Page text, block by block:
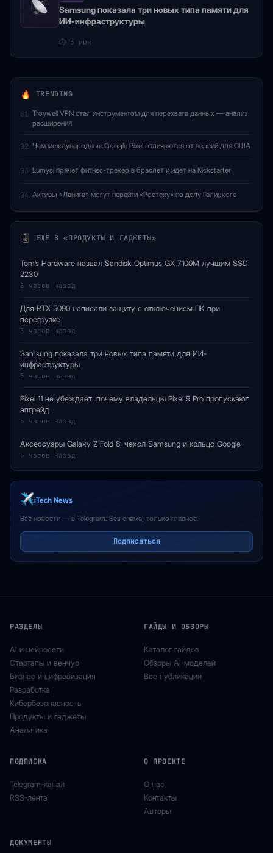
Samsung показала три новых типа памяти для
ИИ-инфраструктуры
⏱ 5 мин
TRENDING
01 Troywell VPN стал инструментом для перехвата данных — анализ
расширения
02 Чем международные Google Pixel отличаются от версий для США
03 Lumysi прячет фитнес-трекер в браслет и идет на Kickstarter
04 Активы «Ланита» могут перейти «Ростеху» по делу Галицкого
ЕЩЁ В «ПРОДУКТЫ И ГАДЖЕТЫ»
Tom’s Hardware назвал Sandisk Optimus GX 7100M лучшим SSD
2230
5 часов назад
Для RTX 5090 написали защиту с отключением ПК при
перегрузке
5 часов назад
Samsung показала три новых типа памяти для ИИ-
инфраструктуры
5 часов назад
Pixel 11 не убеждает: почему владельцы Pixel 9 Pro пропускают
апгрейд
5 часов назад
Аксессуары Galaxy Z Fold 8: чехол Samsung и кольцо Google
5 часов назад
iTech News
Все новости — в Telegram. Без спама, только главное.
Подписаться
РАЗДЕЛЫ
AI и нейросети
Стартапы и венчур
Бизнес и цифровизация
Разработка
Кибербезопасность
Продукты и гаджеты
Аналитика
ГАЙДЫ И ОБЗОРЫ
Каталог гайдов
Обзоры AI-моделей
Все публикации
ПОДПИСКА
Telegram-канал
RSS-лента
О ПРОЕКТЕ
О нас
Контакты
Авторы
ДОКУМЕНТЫ